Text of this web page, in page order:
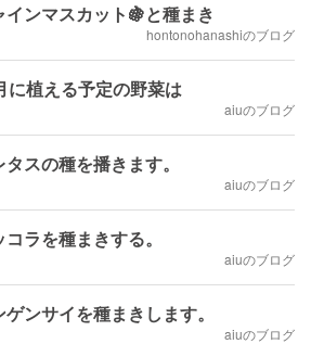
インマスカット🍇と種まき
hontonohanashiのブログ
に植える予定の野菜は
aiuのブログ
スの種を播きます。
aiuのブログ
ラを種まきする。
aiuのブログ
ゲンサイを種まきします。
aiuのブログ